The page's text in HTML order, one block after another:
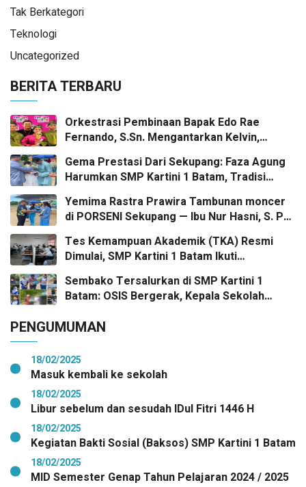
Tak Berkategori
Teknologi
Uncategorized
BERITA TERBARU
Orkestrasi Pembinaan Bapak Edo Rae
Fernando, S.Sn. Mengantarkan Kelvin,
Kartini 1 Batam—Kembali Menorehkan Juara
II FLS3N dalam Panggung Kompetisi
Bergengsi
Gema Prestasi Dari Sekupang: Faza Agung
Harumkan SMP Kartini 1 Batam, Tradisi
Yemima Rastra Prawira Tambunan moncer
di PORSENI Sekupang — Ibu Nur Hasni, S. Pd
dan Mr. Irwan Herika, M. Pd apresiasi
prestasi emas yang menggema
Tes Kemampuan Akademik (TKA) Resmi
Dimulai, SMP Kartini 1 Batam Ikuti
Sembako Tersalurkan di SMP Kartini 1
Batam: OSIS Bergerak, Kepala Sekolah
PENGUMUMAN
18/02/2025
Masuk kembali ke sekolah
18/02/2025
Libur sebelum dan sesudah IDul Fitri 1446 H
18/02/2025
Kegiatan Bakti Sosial (Baksos) SMP Kartini 1 Batam
18/02/2025
MID Semester Genap Tahun Pelajaran 2024 / 2025